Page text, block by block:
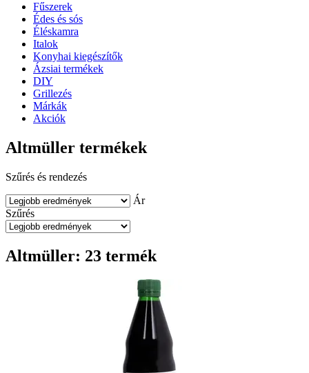
Fűszerek
Édes és sós
Éléskamra
Italok
Konyhai kiegészítők
Ázsiai termékek
DIY
Grillezés
Márkák
Akciók
Altmüller termékek
Szűrés és rendezés
Ár
Szűrés
Altmüller: 23 termék